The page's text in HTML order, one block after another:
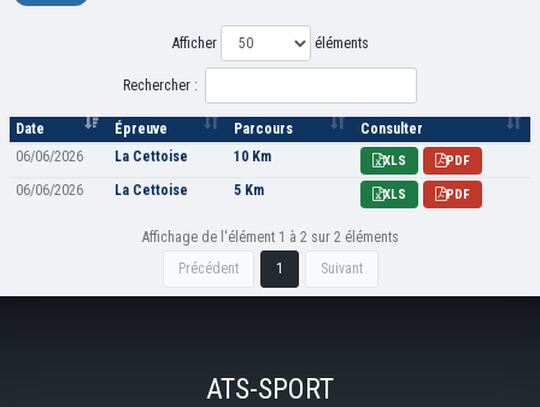
Afficher éléments
Rechercher :
Date Épreuve Parcours
Consulter
06/06/2026
La Cettoise 10 Km XLS PDF
06/06/2026 La Cettoise 5 Km XLS PDF
Affichage de l'élément 1 à 2 sur 2 éléments
Précédent
1 Suivant
ATS-SPORT